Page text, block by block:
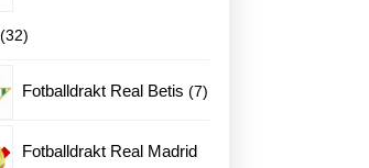
3232
produkter
Fotballdrakt Real Betis 77
Fotballdrakt Real Madrid